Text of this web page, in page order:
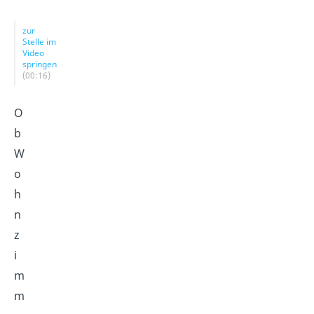
zur
Stelle im
Video
springen
(00:16)
O
b
W
o
h
n
z
i
m
m